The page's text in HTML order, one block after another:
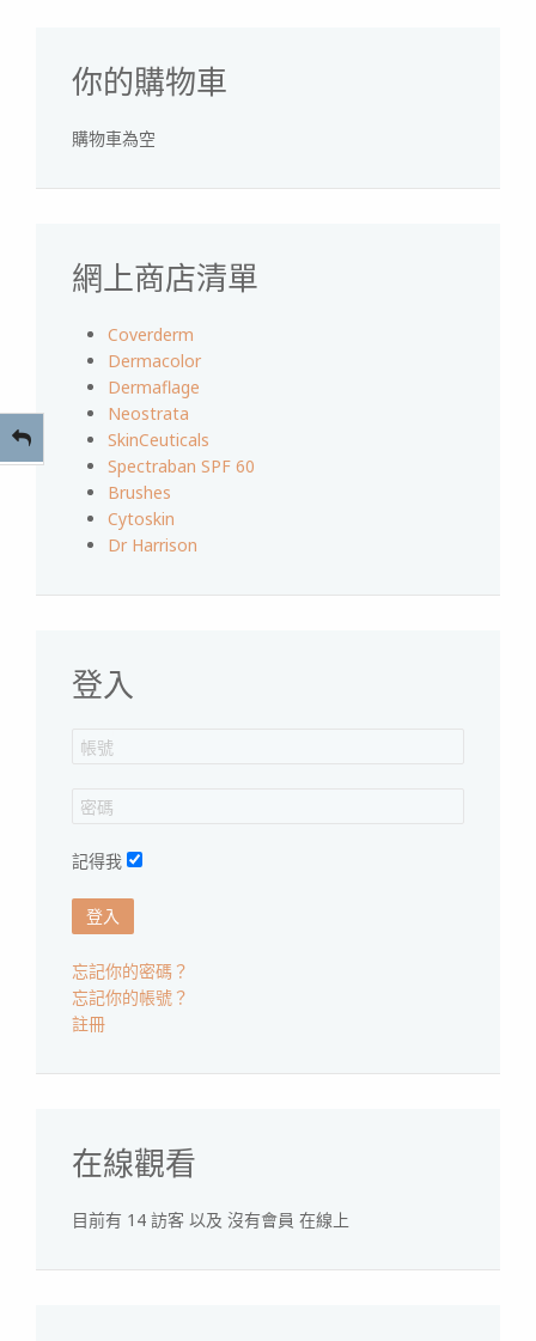
你的購物車
購物車為空
網上商店清單
Coverderm
Dermacolor
Dermaflage
Neostrata
SkinCeuticals
Spectraban SPF 60
Brushes
Cytoskin
Dr Harrison
登入
記得我
登入
忘記你的密碼？
忘記你的帳號？
註冊
在線觀看
目前有 14 訪客 以及 沒有會員 在線上